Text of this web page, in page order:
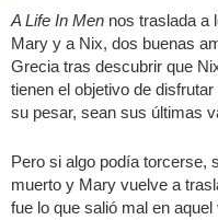
A Life In Men nos traslada a
Mary y a Nix, dos buenas
Grecia tras descubrir que
tienen el objetivo de
su pesar, sean sus últimas
Pero si algo podía torcerse,
muerto y Mary vuelve a
fue lo que salió mal en